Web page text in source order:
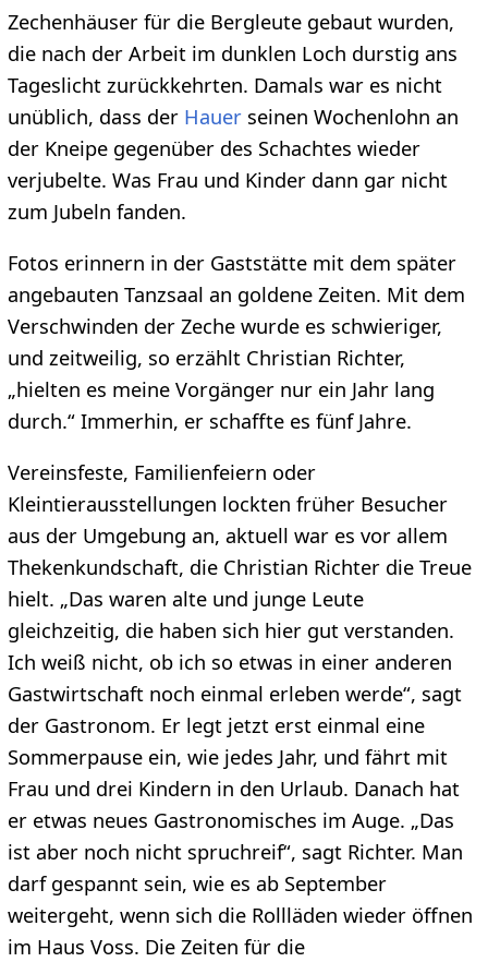
Zechenhäuser für die Bergleute gebaut wurden,
die nach der Arbeit im dunklen Loch durstig ans
Tageslicht zurückkehrten. Damals war es nicht
unüblich, dass der Hauerseinen Wochenlohn an
der Kneipe gegenüber des Schachtes wieder
verjubelte. Was Frau und Kinder dann gar nicht
zum Jubeln fanden.
Fotos erinnern in der Gaststätte mit dem später
angebauten Tanzsaal an goldene Zeiten. Mit dem
Verschwinden der Zeche wurde es schwieriger,
und zeitweilig, so erzählt Christian Richter,
„hielten es meine Vorgänger nur ein Jahr lang
durch.“ Immerhin, er schaffte es fünf Jahre.
Vereinsfeste, Familienfeiern oder
Kleintierausstellungen lockten früher Besucher
aus der Umgebung an, aktuell war es vor allem
Thekenkundschaft, die Christian Richter die Treue
hielt. „Das waren alte und junge Leute
gleichzeitig, die haben sich hier gut verstanden.
Ich weiß nicht, ob ich so etwas in einer anderen
Gastwirtschaft noch einmal erleben werde“, sagt
der Gastronom. Er legt jetzt erst einmal eine
Sommerpause ein, wie jedes Jahr, und fährt mit
Frau und drei Kindern in den Urlaub. Danach hat
er etwas neues Gastronomisches im Auge. „Das
ist aber noch nicht spruchreif“, sagt Richter. Man
darf gespannt sein, wie es ab September
weitergeht, wenn sich die Rollläden wieder öffnen
im Haus Voss. Die Zeiten für die